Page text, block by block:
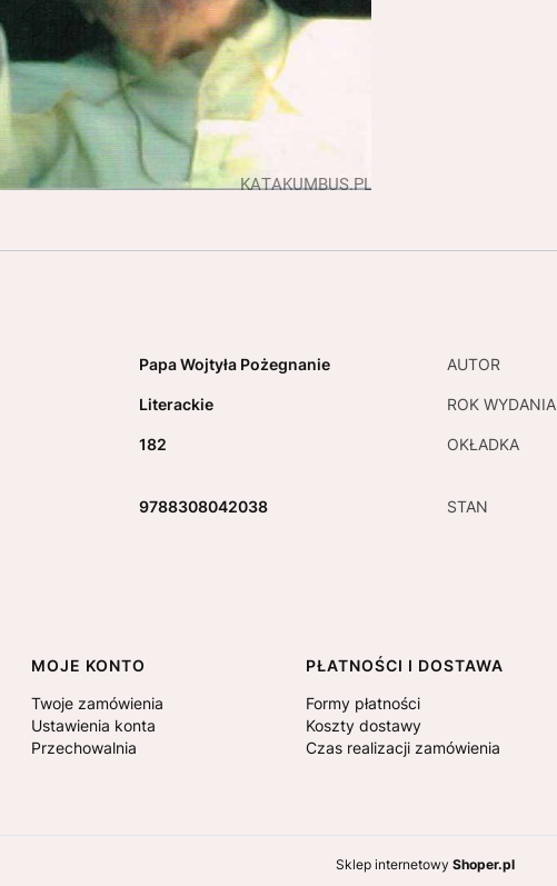
Papa Wojtyła Pożegnanie AUTOR
Literackie ROK WYDANIA
182 OKŁADKA
9788308042038 STAN
MOJE KONTO
Twoje zamówienia
Ustawienia konta
Przechowalnia
PŁATNOŚCI I DOSTAWA
Formy płatności
Koszty dostawy
Czas realizacji zamówienia
Sklep internetowy Shoper.pl